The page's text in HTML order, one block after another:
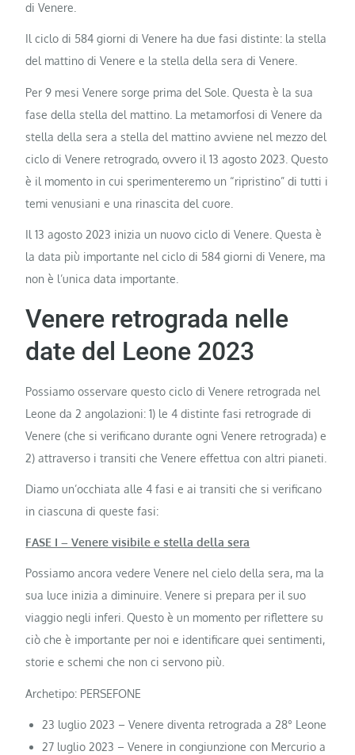
di Venere.
Il ciclo di 584 giorni di Venere ha due fasi distinte: la stella
del mattino di Venere e la stella della sera di Venere.
Per 9 mesi Venere sorge prima del Sole. Questa è la sua
fase della stella del mattino. La metamorfosi di Venere da
stella della sera a stella del mattino avviene nel mezzo del
ciclo di Venere retrogrado, ovvero il 13 agosto 2023. Questo
è il momento in cui sperimenteremo un “ripristino” di tutti i
temi venusiani e una rinascita del cuore.
Il 13 agosto 2023 inizia un nuovo ciclo di Venere. Questa è
la data più importante nel ciclo di 584 giorni di Venere, ma
non è l’unica data importante.
Venere retrograda nelle
date del Leone 2023
Possiamo osservare questo ciclo di Venere retrograda nel
Leone da 2 angolazioni: 1) le 4 distinte fasi retrograde di
Venere (che si verificano durante ogni Venere retrograda) e
2) attraverso i transiti che Venere effettua con altri pianeti.
Diamo un’occhiata alle 4 fasi e ai transiti che si verificano
in ciascuna di queste fasi:
FASE I – Venere visibile e stella della sera
Possiamo ancora vedere Venere nel cielo della sera, ma la
sua luce inizia a diminuire. Venere si prepara per il suo
viaggio negli inferi. Questo è un momento per riflettere su
ciò che è importante per noi e identificare quei sentimenti,
storie e schemi che non ci servono più.
Archetipo: PERSEFONE
23 luglio 2023 – Venere diventa retrograda a 28° Leone
27 luglio 2023 – Venere in congiunzione con Mercurio a